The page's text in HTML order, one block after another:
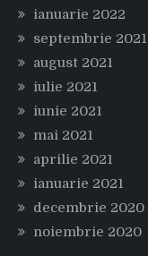
ianuarie 2022
septembrie 2021
august 2021
iulie 2021
iunie 2021
mai 2021
aprilie 2021
ianuarie 2021
decembrie 2020
noiembrie 2020